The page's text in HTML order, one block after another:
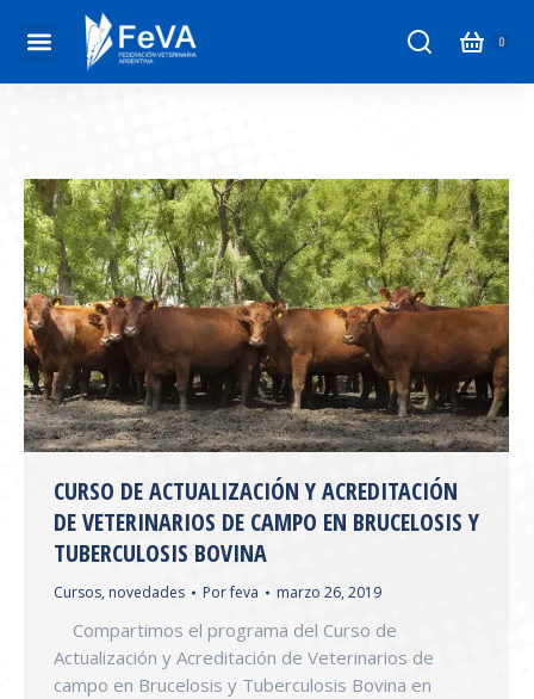
CURSO DE ACTUALIZACIÓN Y ACREDITACIÓN
DE VETERINARIOS DE CAMPO EN BRUCELOSIS Y
TUBERCULOSIS BOVINA
Cursos, novedades Porfeva marzo 26, 2019
Compartimos el programa del Curso de
Actualización y Acreditación de Veterinarios de
campo en Brucelosis y Tuberculosis Bovina en